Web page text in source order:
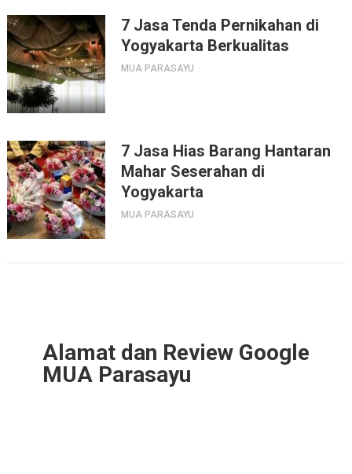
7 Jasa Tenda Pernikahan di
Yogyakarta Berkualitas
MUA PARASAYU
7 Jasa Hias Barang Hantaran
Mahar Seserahan di
Yogyakarta
MUA PARASAYU
Alamat dan Review Google
MUA Parasayu